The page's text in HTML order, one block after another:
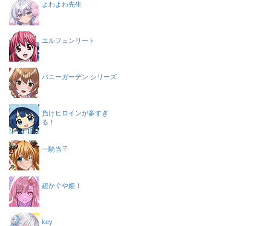
よわよわ先生
エルフェンリート
バニーガーデン シリーズ
負けヒロインが多すぎ
る！
一騎当千
超かぐや姫！
key